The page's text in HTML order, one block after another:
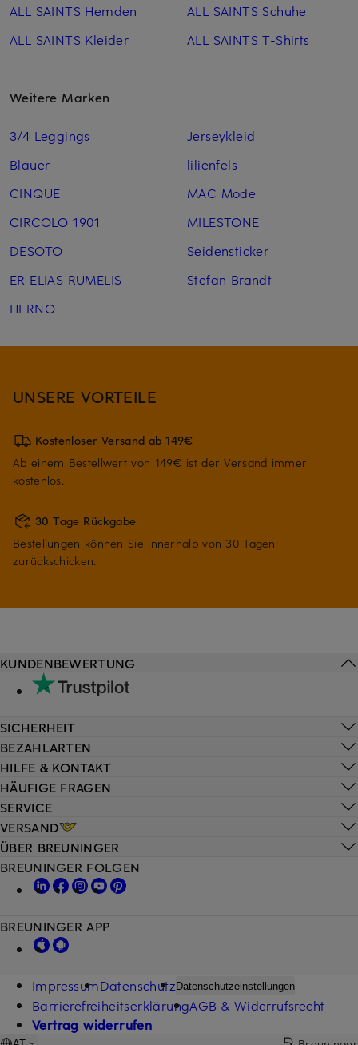
ALL SAINTS Hemden
ALL SAINTS Kleider
ALL SAINTS Schuhe
ALL SAINTS T-Shirts
Weitere Marken
3/4 Leggings
Blauer
CINQUE
CIRCOLO 1901
DESOTO
ER ELIAS RUMELIS
HERNO
Jerseykleid
lilienfels
MAC Mode
MILESTONE
Seidensticker
Stefan Brandt
UNSERE VORTEILE
Kostenloser Versand ab 149€
Ab einem Bestellwert von 149€ ist der Versand immer
kostenlos.
30 Tage Rückgabe
Bestellungen können Sie innerhalb von 30 Tagen
zurückschicken.
HILFE & KONTAKT
HÄUFIGE FRAGEN
SERVICE
VERSAND
KUNDENBEWERTUNG
SICHERHEIT
BEZAHLARTEN
ÜBER BREUNINGER
BREUNINGER FOLGEN
BREUNINGER APP
ImpressumDatenschutzDatenschutzeinstellungen
BarrierefreiheitserklärungAGB & Widerrufsrecht
Vertrag widerrufen